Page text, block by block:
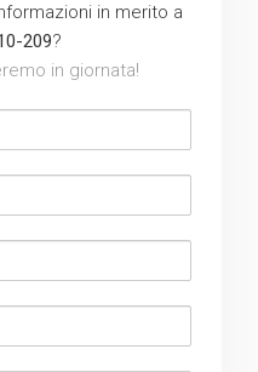
in merito a
209?
in giornata!